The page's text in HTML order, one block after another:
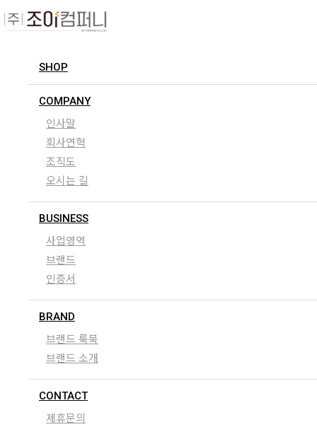
SHOP
COMPANY
인사말
회사연혁
조직도
오시는 길
BUSINESS
사업영역
브랜드
인증서
BRAND
브랜드 룩북
브랜드 소개
CONTACT
제휴문의